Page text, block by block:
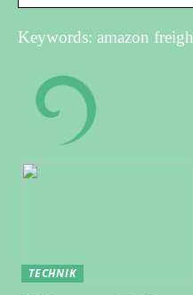
Keywords: amazon
TECHNIK